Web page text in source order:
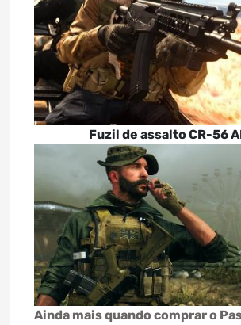
Fuzil de assalto CR-56
Ainda mais quando comprar o